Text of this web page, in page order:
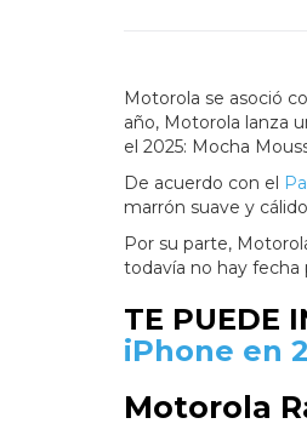
Motorola se asoció
año, Motorola lanza
el 2025: Mocha
De acuerdo con el
marrón suave y
Por su parte,
todavía no hay fecha
TE PUEDE
iPhone en
Motorola